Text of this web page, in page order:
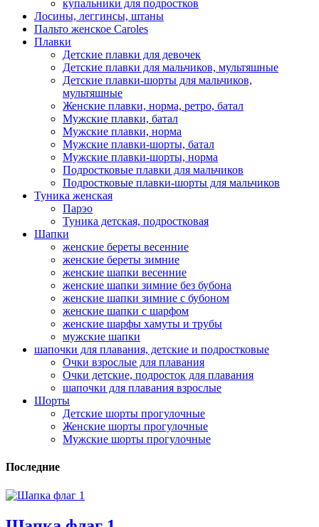
купальники для подростков
Лосины, леггинсы, штаны
Пальто женское Caroles
Плавки
Детские плавки для девочек
Детские плавки для мальчиков, мультяшные
Детские плавки-шорты для мальчиков,
мультяшные
Женские плавки, норма, ретро, батал
Мужские плавки, батал
Мужские плавки, норма
Мужские плавки-шорты, батал
Мужские плавки-шорты, норма
Подростковые плавки для мальчиков
Подростковые плавки-шорты для мальчиков
Туникa женская
Парэо
Туника детская, подростковая
Шапки
женские береты весенние
женские береты зимние
женские шапки весенние
женские шапки зимние без бубона
женские шапки зимние с бубоном
женские шапки с шарфом
женские шарфы хамуты и трубы
мужские шапки
шапочки для плавания, детские и подростковые
Очки взрослые для плавания
Очки детские, подросток для плавания
шапочки для плавания взрослые
Шорты
Детские шорты прогулочные
Женские шорты прогулочные
Мужские шорты прогулочные
Последние